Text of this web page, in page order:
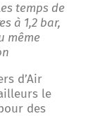
temps de
à 1,2 bar,
même
d’Air
le
des